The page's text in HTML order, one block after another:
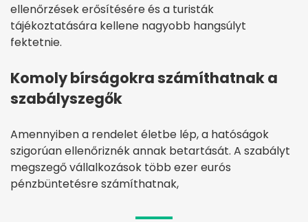
ellenőrzések erősítésére és a turisták
tájékoztatására kellene nagyobb hangsúlyt
fektetnie.
Komoly bírságokra számíthatnak a
szabályszegők
Amennyiben a rendelet életbe lép, a hatóságok
szigorúan ellenőriznék annak betartását. A szabályt
megszegő vállalkozások több ezer eurós
pénzbüntetésre számíthatnak,